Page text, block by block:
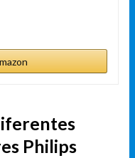
Philips